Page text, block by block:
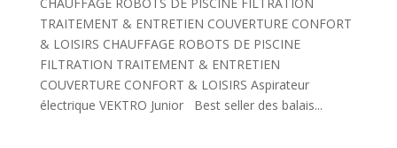
TRAITEMENT & ENTRETIEN COUVERTURE CONFORT
& LOISIRS CHAUFFAGE ROBOTS DE PISCINE
FILTRATION TRAITEMENT & ENTRETIEN
COUVERTURE CONFORT & LOISIRS Aspirateur
électrique VEKTRO Junior Best seller des balais...